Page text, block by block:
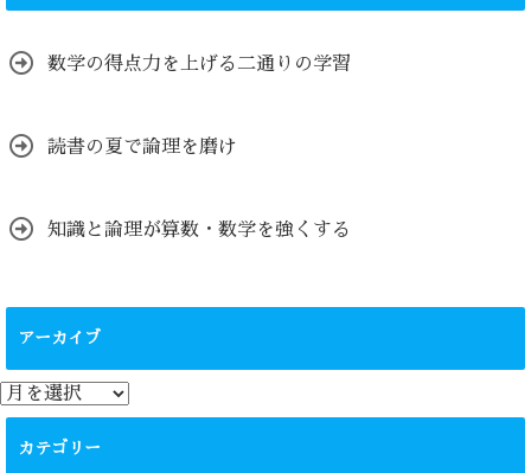
数学の得点力を上げる二通りの学習
読書の夏で論理を磨け
知識と論理が算数・数学を強くする
アーカイブ
ア
ー
カテゴリー